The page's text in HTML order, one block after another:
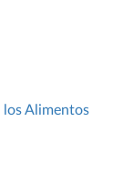
los Alimentos